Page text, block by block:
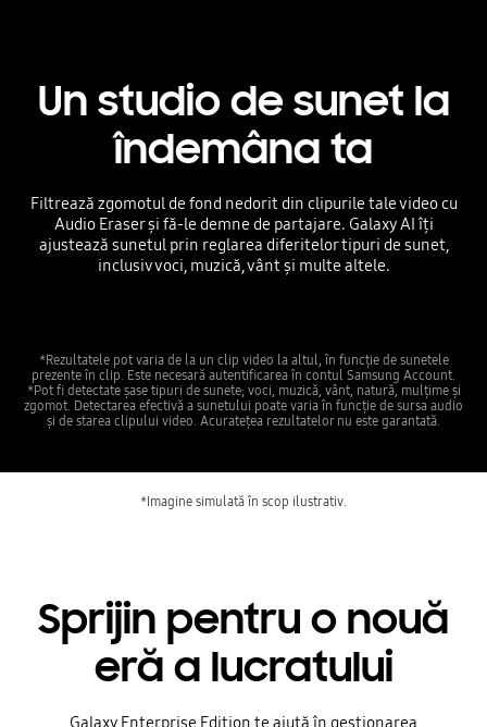
Un studio de sunet la
îndemâna ta
Filtrează zgomotul de fond nedorit din clipurile tale video cu
Audio Eraser și fă-le demne de partajare. Galaxy AI îți
ajustează sunetul prin reglarea diferitelor tipuri de sunet,
inclusiv voci, muzică, vânt și multe altele.
*Rezultatele pot varia de la un clip video la altul, în funcție de sunetele
prezente în clip. Este necesară autentificarea în contul Samsung Account.
*Pot fi detectate șase tipuri de sunete; voci, muzică, vânt, natură, mulțime și
zgomot. Detectarea efectivă a sunetului poate varia în funcție de sursa audio
și de starea clipului video. Acuratețea rezultatelor nu este garantată.
*Imagine simulată în scop ilustrativ.
Sprijin pentru o nouă
eră a lucratului
Galaxy Enterprise Edition te ajută în gestionarea